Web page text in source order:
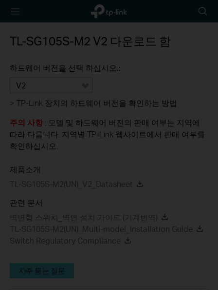
TP-Link,
Reliably
아
이
TL-SG105S-M2 V2 다운로드 함
하드웨어 버전을 선택 하십시오.:
V2
> TP-Link 장치의 하드웨어 버전을 확인하는 방법
주의 사항 : 모델 및 하드웨어 버전의 판매 여부는 지역에
따라 다릅니다. 지역별 TP-Link 웹사이트에서 판매 여부를
확인하십시오.
제품소개
TL-SG105S-M2(UN)_V2_Datasheet
관련 문서
벽면형 스위치_벽면 설치 가이드 (기계번역)
TL-SG105S-M2(UN)_Multi-model_Installation Guide
Switch Regulatory Compliance
자주 묻는 질문